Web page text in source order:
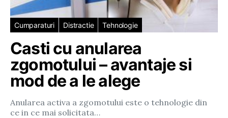
Cumparaturi Distractie Tehnologie
Casti cu anularea
zgomotului – avantaje si
mod de a le alege
Anularea activa a zgomotului este o tehnologie din
ce in ce mai solicitata…